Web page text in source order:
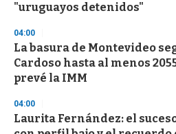
"uruguayos detenidos"
04:00
La basura de Montevideo
Cardoso hasta al menos
prevé la IMM
04:00
Laurita Fernández: el